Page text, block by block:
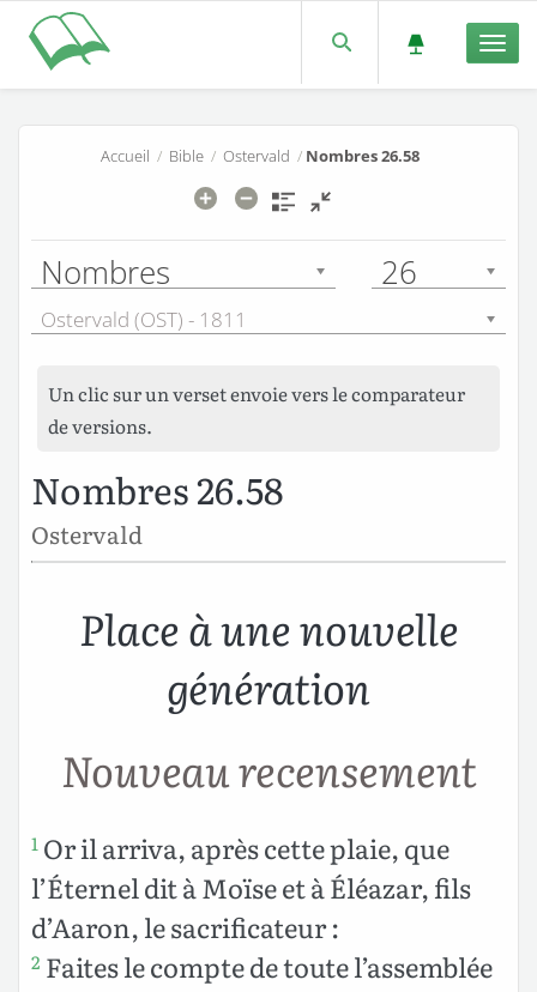
Accueil / Bible /Ostervald / Nombres 26.58
Nombres 26
Ostervald (OST) - 1811
Un clic sur un verset envoie vers le comparateur
de versions.
Nombres 26.58
Ostervald
Place à une nouvelle
génération
Nouveau recensement
1 Or il arriva, après cette plaie, que
l’Éternel dit à Moïse et à Éléazar, fils
d’Aaron, le sacrificateur :
2 Faites le compte de toute l’assemblée